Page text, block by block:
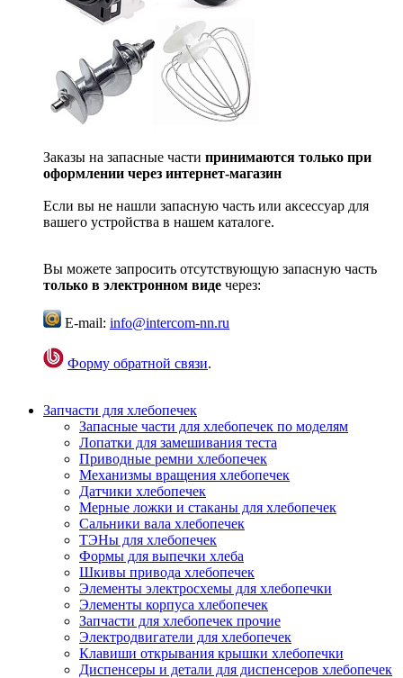
Заказы на запасные части принимаются только при
оформлении через интернет-магазин
Если вы не нашли запасную часть или аксессуар для
вашего устройства в нашем каталоге.
Вы можете запросить отсутствующую запасную часть
только в электронном виде через:
E-mail: info@intercom-nn.ru
Форму обратной связи.
Запчасти для хлебопечек
Запасные части для хлебопечек по моделям
Лопатки для замешивания теста
Приводные ремни хлебопечек
Механизмы вращения хлебопечек
Датчики хлебопечек
Мерные ложки и стаканы для хлебопечек
Сальники вала хлебопечек
ТЭНы для хлебопечек
Формы для выпечки хлеба
Шкивы привода хлебопечек
Элементы электросхемы для хлебопечки
Элементы корпуса хлебопечек
Запчасти для хлебопечек прочие
Электродвигатели для хлебопечек
Клавиши открывания крышки хлебопечки
Диспенсеры и детали для диспенсеров хлебопечек